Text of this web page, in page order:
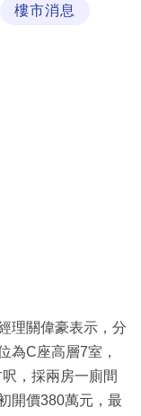
樓市消息
理關偉豪表示，分
為C座高層7室，
，採兩房一廁間
開價380萬元，最